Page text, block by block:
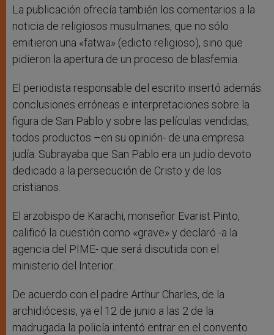
La publicación ofrecía también los comentarios a la
noticia de religiosos musulmanes, que no sólo
emitieron una «fatwa» (edicto religioso), sino que
pidieron la apertura de un proceso de blasfemia.
El periodista responsable del escrito insertó además
conclusiones erróneas e interpretaciones sobre la
figura de San Pablo y sobre las películas vendidas,
todos productos –en su opinión- de una empresa
judía. Subrayaba que San Pablo era un judío devoto
dedicado a la persecución de Cristo y de los
cristianos.
El arzobispo de Karachi, monseñor Evarist Pinto,
calificó la cuestión como «grave» y declaró -a la
agencia del PIME- que será discutida con el
ministerio del Interior.
De acuerdo con el padre Arthur Charles, de la
archidiócesis, ya el 12 de junio a las 2 de la
madrugada la policía intentó entrar en el convento